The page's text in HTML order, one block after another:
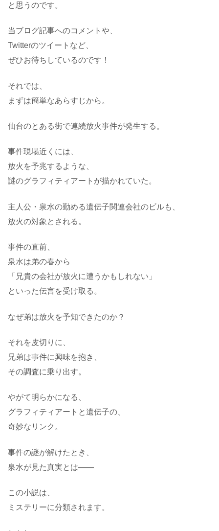
と思うのです。
当ブログ記事へのコメントや、
Twitterのツイートなど、
ぜひお待ちしているのです！
それでは、
まずは簡単なあらすじから。
仙台のとある街で連続放火事件が発生する。
事件現場近くには、
放火を予兆するような、
謎のグラフィティアートが描かれていた。
主人公・泉水の勤める遺伝子関連会社のビルも、
放火の対象とされる。
事件の直前、
泉水は弟の春から
「兄貴の会社が放火に遭うかもしれない」
といった伝言を受け取る。
なぜ弟は放火を予知できたのか？
それを皮切りに、
兄弟は事件に興味を抱き、
その調査に乗り出す。
やがて明らかになる、
グラフィティアートと遺伝子の、
奇妙なリンク。
事件の謎が解けたとき、
泉水が見た真実とは――
この小説は、
ミステリーに分類されます。